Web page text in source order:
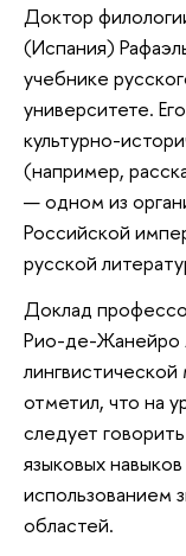
Доктор
(Испания)
учебнике
университете.
культурно-
(например,
— одном из
Российской
русской
Доклад
Рио-де-Жанейро
отметил, что на
следует
языковых
использованием
областей.